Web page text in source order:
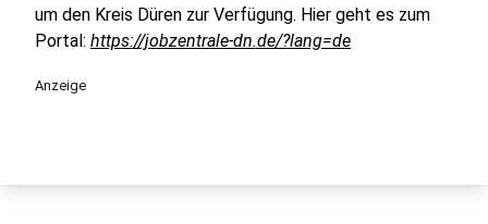
um den Kreis Düren zur Verfügung. Hier geht es zum
Portal: https://jobzentrale-dn.de/?lang=de
Anzeige